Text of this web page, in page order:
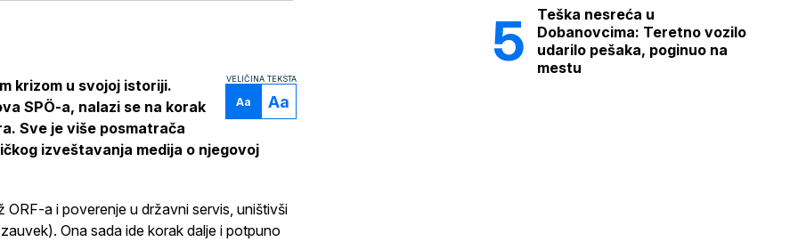
VELIČINA TEKSTA
Aa Aa
krizom u svojoj istoriji.
SPÖ-a, nalazi se na korak
Sve je više posmatrača
izveštavanja medija o njegovoj
ORF-a i poverenje u državni servis, uništivši
Ona sada ide korak dalje i potpuno
Teška nesreća u
Dobanovcima: Teretno vozilo
udarilo pešaka, poginuo na
mestu